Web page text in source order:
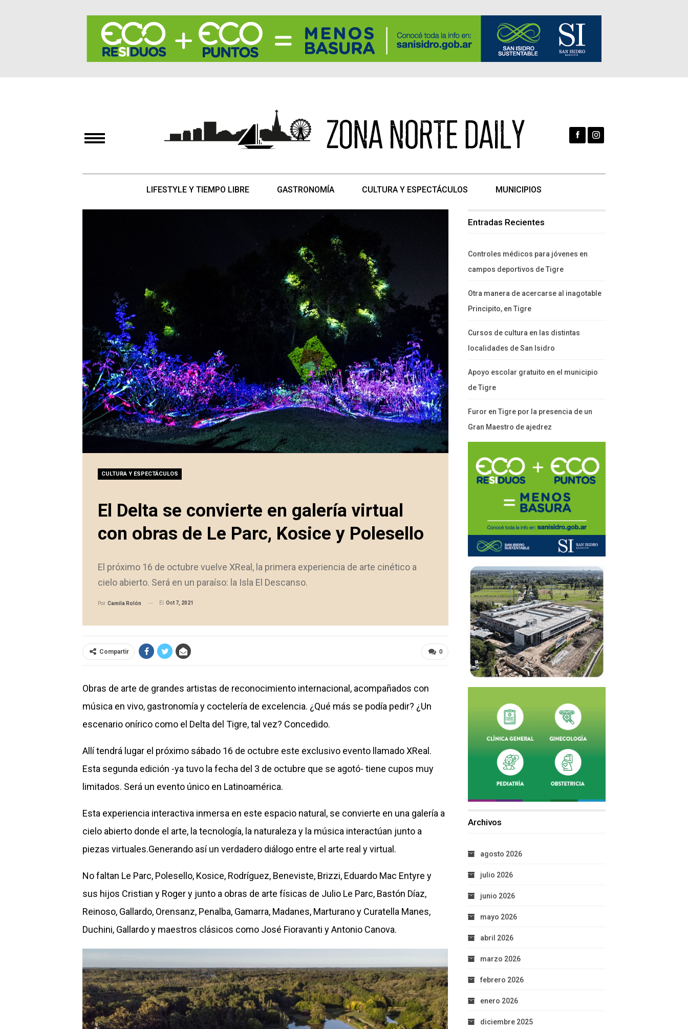
LIFESTYLE Y TIEMPO LIBRE GASTRONOMÍA CULTURA Y ESPECTÁCULOS MUNICIPIOS
CULTURA Y ESPECTÁCULOS
El Delta se convierte en galería virtual
con obras de Le Parc, Kosice y Polesello
El próximo 16 de octubre vuelve XReal, la primera experiencia de arte cinético a
cielo abierto. Será en un paraíso: la Isla El Descanso.
Por Camila Rolón El Oct 7, 2021
0
Compartir
Obras de arte de grandes artistas de reconocimiento internacional, acompañados con
música en vivo, gastronomía y coctelería de excelencia. ¿Qué más se podía pedir? ¿Un
escenario onírico como el Delta del Tigre, tal vez? Concedido.
Allí tendrá lugar el próximo sábado 16 de octubre este exclusivo evento llamado XReal.
Esta segunda edición -ya tuvo la fecha del 3 de octubre que se agotó- tiene cupos muy
limitados. Será un evento único en Latinoamérica.
Esta experiencia interactiva inmersa en este espacio natural, se convierte en una galería a
cielo abierto donde el arte, la tecnología, la naturaleza y la música interactúan junto a
piezas virtuales.Generando así un verdadero diálogo entre el arte real y virtual.
No faltan Le Parc, Polesello, Kosice, Rodríguez, Beneviste, Brizzi, Eduardo Mac Entyre y
sus hijos Cristian y Roger y junto a obras de arte físicas de Julio Le Parc, Bastón Díaz,
Reinoso, Gallardo, Orensanz, Penalba, Gamarra, Madanes, Marturano y Curatella Manes,
Duchini, Gallardo y maestros clásicos como José Fioravanti y Antonio Canova.
Entradas Recientes
Controles médicos para jóvenes en
campos deportivos de Tigre
Otra manera de acercarse al inagotable
Principito, en Tigre
Cursos de cultura en las distintas
localidades de San Isidro
Apoyo escolar gratuito en el municipio
de Tigre
Furor en Tigre por la presencia de un
Gran Maestro de ajedrez
Archivos
agosto 2026
julio 2026
junio 2026
mayo 2026
abril 2026
marzo 2026
febrero 2026
enero 2026
diciembre 2025